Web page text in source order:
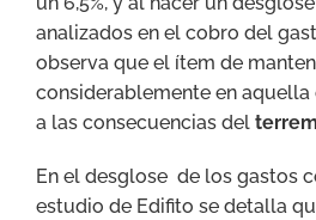
analizados en el cobro del
observa que el ítem de
considerablemente en
a las consecuencias del
En el desglose de los gastos
estudio de Edifito se detalla